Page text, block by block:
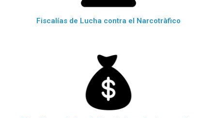
Fiscalías de Lucha contra el Narcotràfico